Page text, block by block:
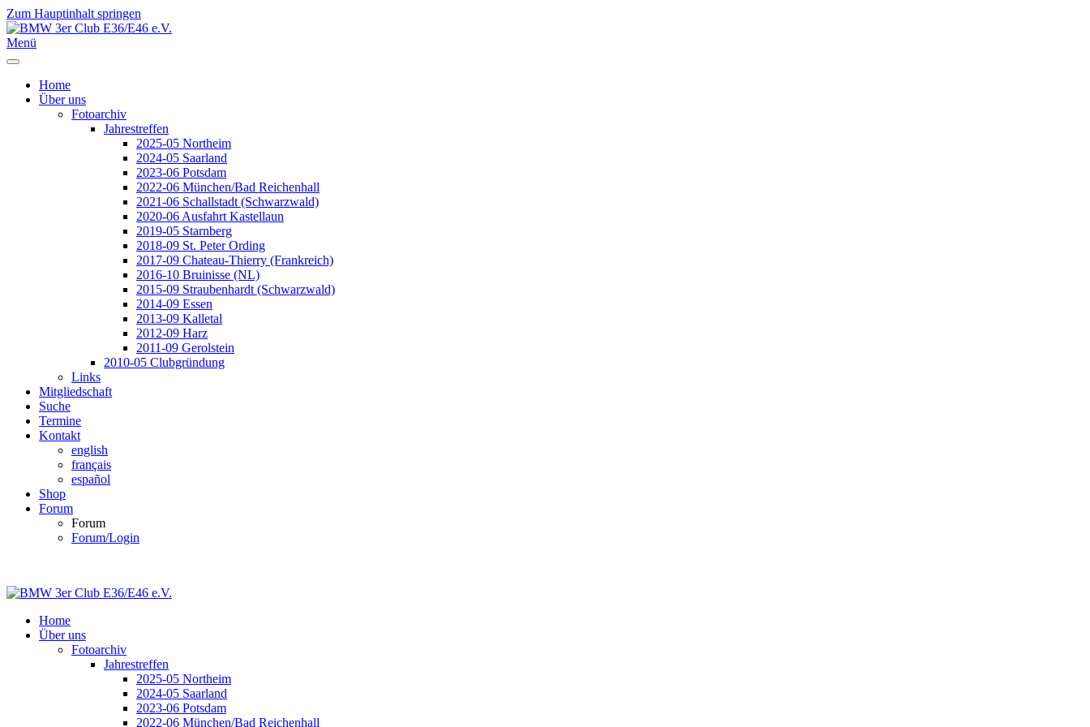
Zum Hauptinhalt springen
Menü
Home
Über uns
Fotoarchiv
Jahrestreffen
2025-05 Northeim
2024-05 Saarland
2023-06 Potsdam
2022-06 München/Bad Reichenhall
2021-06 Schallstadt (Schwarzwald)
2020-06 Ausfahrt Kastellaun
2019-05 Starnberg
2018-09 St. Peter Ording
2017-09 Chateau-Thierry (Frankreich)
2016-10 Bruinisse (NL)
2015-09 Straubenhardt (Schwarzwald)
2014-09 Essen
2013-09 Kalletal
2012-09 Harz
2011-09 Gerolstein
2010-05 Clubgründung
Links
Mitgliedschaft
Suche
Termine
Kontakt
english
français
español
Shop
Forum
Forum
Forum/Login
Home
Über uns
Fotoarchiv
Jahrestreffen
2025-05 Northeim
2024-05 Saarland
2023-06 Potsdam
2022-06 München/Bad Reichenhall
Jahr
Monat
Jahr
Monat